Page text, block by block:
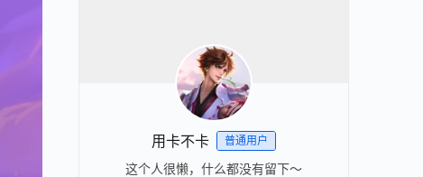
用卡不卡 普通用户
这个人很懒，什么都没有留下～